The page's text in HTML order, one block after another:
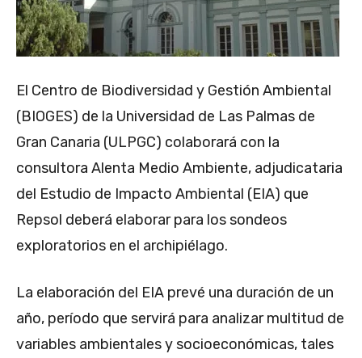
El Centro de Biodiversidad y Gestión Ambiental
(BIOGES) de la Universidad de Las Palmas de
Gran Canaria (ULPGC) colaborará con la
consultora Alenta Medio Ambiente, adjudicataria
del Estudio de Impacto Ambiental (EIA) que
Repsol deberá elaborar para los sondeos
exploratorios en el archipiélago.
La elaboración del EIA prevé una duración de un
año, período que servirá para analizar multitud de
variables ambientales y socioeconómicas, tales